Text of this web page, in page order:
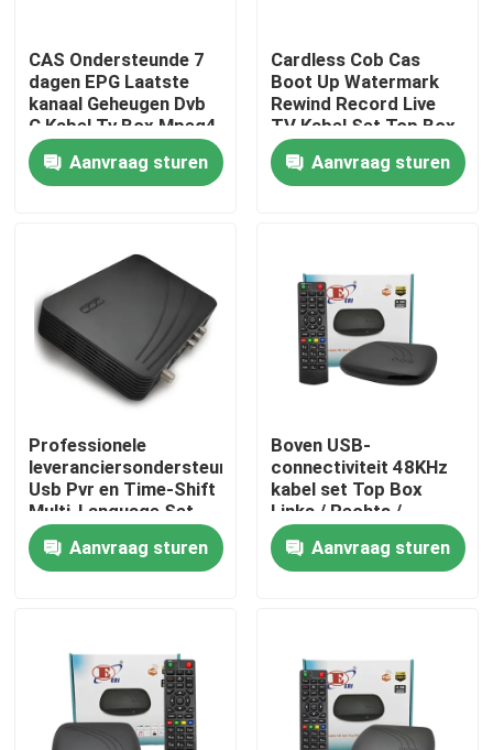
Thuis
Producten
Over ons
Fabrieksreis
Kwaliteitscontrole
Contacteer ons
Televisie Hoogste Doos
De Vastgestelde Hoogste Doos van DVBC
CAS Ondersteunde 7
dagen EPG Laatste
kanaal Geheugen Dvb
C Kabel Tv Box Mpeg4
Hd
Aanvraag sturen
Cardless Cob Cas
Boot Up Watermark
Rewind Record Live
TV Kabel Set Top Box
Aanvraag sturen
Professionele
leveranciersondersteuning
Usb Pvr en Time-Shift
Multi-Language Set-
Top Box Kabel-tv-box
Aanvraag sturen
Boven USB-
connectiviteit 48KHz
kabel set Top Box
Links / Rechts /
Stereo Audio Mode
Aanvraag sturen